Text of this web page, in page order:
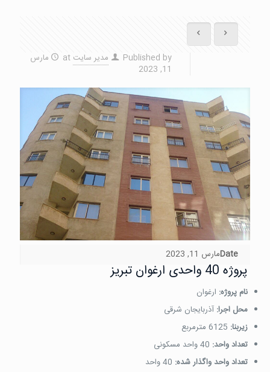
Published by مدیر سایت at
مارس
11, 2023
Dateمارس 11, 2023
پروژه 40 واحدی ارغوان تبریز
نام پروژه: ارغوان
محل اجرا: آذربایجان شرقی
زیربنا:
تعداد واحد:
تعداد واحد واگذار شده: